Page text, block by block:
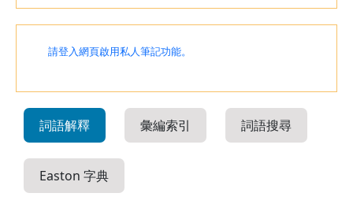
請登入網頁啟用私人筆記功能。
詞語解釋 彙編索引 詞語搜尋
Easton 字典